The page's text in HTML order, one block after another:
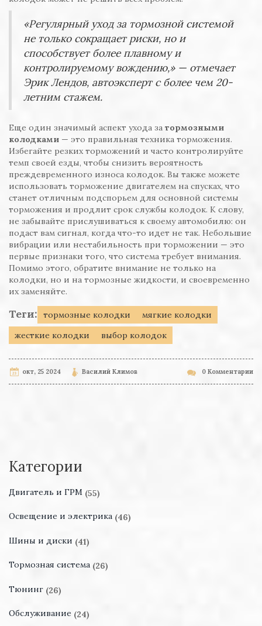
«Регулярный уход за тормозной системой
не только сокращает риски, но и
способствует более плавному и
контролируемому вождению,» — отмечает
Эрик Лендов, автоэксперт с более чем 20-
летним стажем.
Еще один значимый аспект ухода за тормозными
колодками — это правильная техника торможения.
Избегайте резких торможений и часто контролируйте
темп своей езды, чтобы снизить вероятность
преждевременного износа колодок. Вы также можете
использовать торможение двигателем на спусках, что
станет отличным подспорьем для основной системы
торможения и продлит срок службы колодок. К слову,
не забывайте прислушиваться к своему автомобилю: он
подаст вам сигнал, когда что-то идет не так. Небольшие
вибрации или нестабильность при торможении — это
первые признаки того, что система требует внимания.
Помимо этого, обратите внимание не только на
колодки, но и на тормозные жидкости, и своевременно
их заменяйте.
Теги: тормозные колодки
мягкие колодки
жесткие колодки
выбор колодок
окт, 25 2024 Василий Климов 0 Комментарии
Категории
Двигатель и ГРМ (55)
Освещение и электрика (46)
Шины и диски (41)
Тормозная система (26)
Тюнинг (26)
Обслуживание (24)